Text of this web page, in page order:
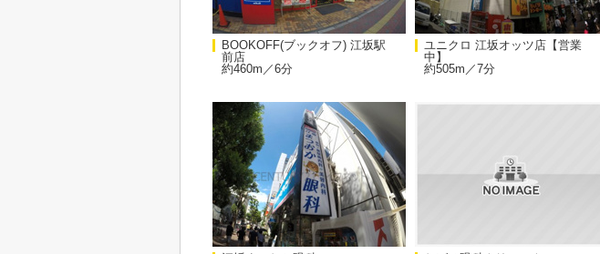
BOOKOFF(ブックオフ) 江坂駅
前店
約460m／6分
ユニクロ 江坂オッツ店【営業
中】
約505m／7分